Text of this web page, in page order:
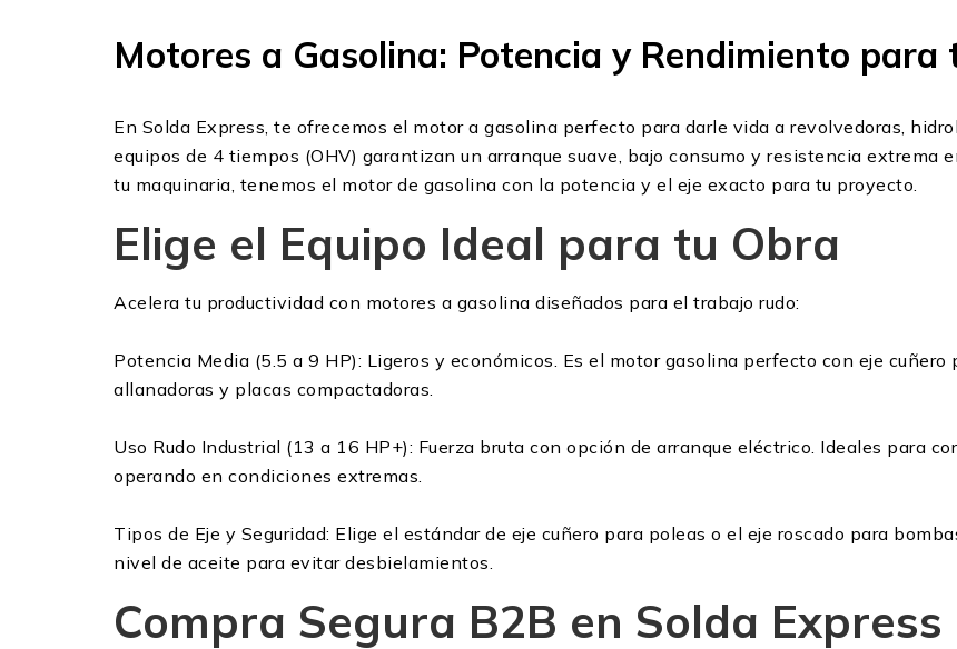
Motores a Gasolina: Potencia y Rendimiento
En Solda Express, te ofrecemos el motor a gasolina perfecto para darle vida a revolvedoras,
equipos de 4 tiempos (OHV) garantizan un arranque suave, bajo consumo y resistencia extrema
tu maquinaria, tenemos el motor de gasolina con la potencia y el eje exacto para tu proyecto.
Elige el Equipo Ideal para tu Obra
Acelera tu productividad con motores a gasolina diseñados para el trabajo rudo:
Potencia Media (5.5 a 9 HP): Ligeros y económicos. Es el motor gasolina perfecto con eje
allanadoras y placas compactadoras.
Uso Rudo Industrial (13 a 16 HP+): Fuerza bruta con opción de arranque eléctrico. Ideales para
operando en condiciones extremas.
Tipos de Eje y Seguridad: Elige el estándar de eje cuñero para poleas o el eje roscado para
nivel de aceite para evitar desbielamientos.
Compra Segura B2B en Solda Express